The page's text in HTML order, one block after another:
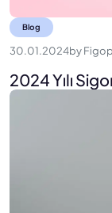
Blog
30.01.2024by
2024 Yılı